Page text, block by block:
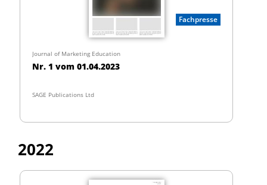
Fachpresse
Journal of Marketing Education
Nr. 1 vom 01.04.2023
SAGE Publications Ltd
2022